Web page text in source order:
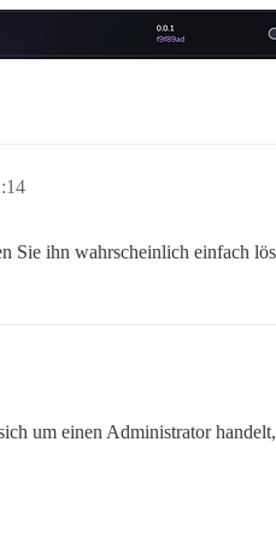
Sie ihn wahrscheinlich einfach
um einen Administrator